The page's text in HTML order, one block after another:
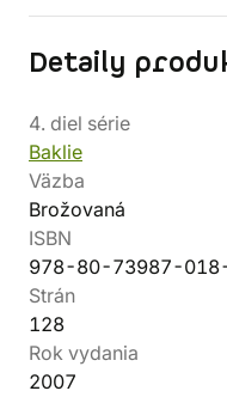
Detaily
4. diel série
Baklie
Väzba
Brožovaná
ISBN
978-80-73987-
Strán
128
Rok vydania
2007